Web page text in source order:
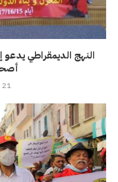
النهج الديمقراطي
21 مارس، 2020